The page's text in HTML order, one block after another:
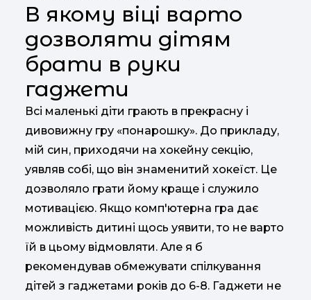
В якому віці варто
дозволяти дітям
брати в руки
гаджети
Всі маленькі діти грають в прекрасну і
дивовижну гру «понарошку». До прикладу,
мій син, приходячи на хокейну секцію,
уявляв собі, що він знаменитий хокеїст. Це
дозволяло грати йому краще і служило
мотивацією. Якщо комп'ютерна гра дає
можливість дитині щось уявити, то не варто
їй в цьому відмовляти. Але я б
рекомендував обмежувати спілкування
дітей з гаджетами років до 6-8. Гаджети не